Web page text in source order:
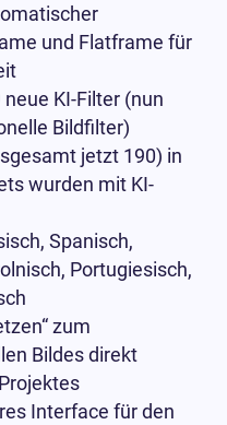
und Flatframe für
KI-Filter (nun
Bildfilter)
jetzt 190) in
wurden mit KI-
Spanisch,
Portugiesisch,
zum
Bildes direkt
Interface für den